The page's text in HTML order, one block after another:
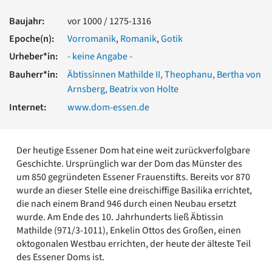
Vorromanik
Römische Antike
Über uns
Über baukunst-nrw
Fachbeirat
Kontakt
Suchbegriff eingeben
Baujahr:
vor 1000 / 1275-1316
Epoche(n):
Vorromanik,Romanik,Gotik
Urheber*in:
- keine Angabe -
Bauherr*in:
Äbtissinnen Mathilde II, Theophanu, Bertha von
Arnsberg, Beatrix von Holte
Internet:
www.dom-essen.de
Der heutige Essener Dom hat eine weit zurückverfolgbare
Geschichte. Ursprünglich war der Dom das Münster des
um 850 gegründeten Essener Frauenstifts. Bereits vor 870
wurde an dieser Stelle eine dreischiffige Basilika errichtet,
die nach einem Brand 946 durch einen Neubau ersetzt
wurde. Am Ende des 10. Jahrhunderts ließ Äbtissin
Mathilde (971/3-1011), Enkelin Ottos des Großen, einen
oktogonalen Westbau errichten, der heute der älteste Teil
des Essener Doms ist.